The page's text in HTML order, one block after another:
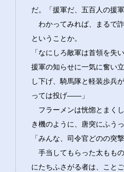
だ。「援軍だ、五百人の援軍
わかってみれば、まるで
ということか。
「なにしろ敵軍は首領を失
援軍の知らせに一気に奮い
し下げ、騎馬隊と軽装歩兵
っては投げ――」
フラーメンは恍惚とまく
き機のように、唐突にふう
「みんな、司令官どのの突
手当してもらった太もも
にたちふさがる者は、こと